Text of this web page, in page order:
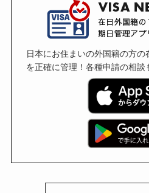
日本にお住まいの外国籍の方
を正確に管理！各種申請の相談